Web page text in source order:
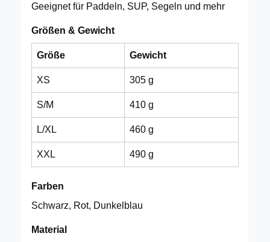
Geeignet für Paddeln, SUP, Segeln und mehr
Größen & Gewicht
Größe Gewicht
XS 305 g
S/M 410 g
L/XL 460 g
XXL 490 g
Farben
Schwarz, Rot, Dunkelblau
Material